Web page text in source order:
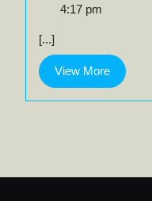
4:17 pm
[...]
View MoreView
More